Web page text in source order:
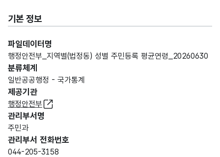
기본 정보
파일데이터명
행정안전부_지역별(법정동) 성별 주민등록 평균연령_20260630
분류체계
일반공공행정 - 국가통계
제공기관
행정안전부
관리부서명
주민과
관리부서 전화번호
044-205-3158